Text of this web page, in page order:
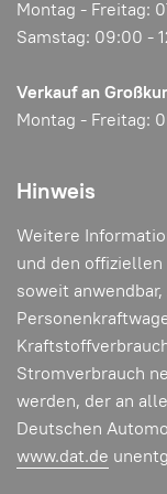
Montag - Freitag:
Samstag: 09:00 -
Verkauf an
Montag - Freitag:
Hinweis
Weitere
und den offiziellen
soweit
Stromverbrauch
werden, der an
Deutschen
www.dat.de